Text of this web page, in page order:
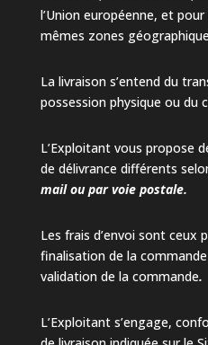
l’Union européenne, et
mêmes zones
La livraison s’entend du
possession physique ou du
L’Exploitant vous propose
de délivrance différents
mail ou par voie postale.
Les frais d’envoi sont ceux
finalisation de la
validation de la commande.
L’Exploitant s’engage,